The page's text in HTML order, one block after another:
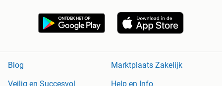
Blog
Marktplaats Zakelijk
Veilig en Succesvol
Help en Info